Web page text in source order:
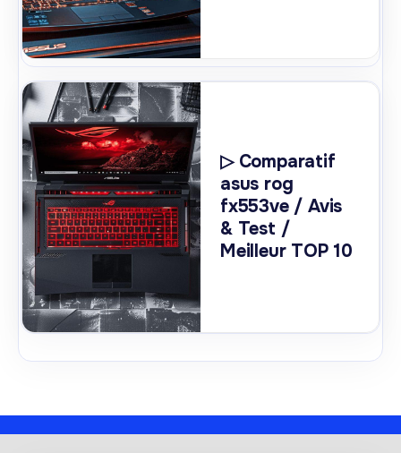
▷ Comparatif
asus rog
fx553ve / Avis
& Test /
Meilleur TOP 10